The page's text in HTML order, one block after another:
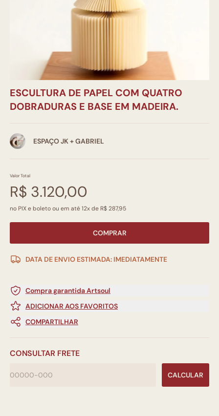
ESCULTURA DE PAPEL COM QUATRO
DOBRADURAS E BASE EM MADEIRA.
ESPAÇO JK + GABRIEL
Valor Total
R$ 3.120,00
no PIX e boleto ou em até 12x de R$ 287,95
COMPRAR
DATA DE ENVIO ESTIMADA: IMEDIATAMENTE
Compra garantida Artsoul
ADICIONAR AOS FAVORITOS
COMPARTILHAR
CONSULTAR FRETE
CALCULAR